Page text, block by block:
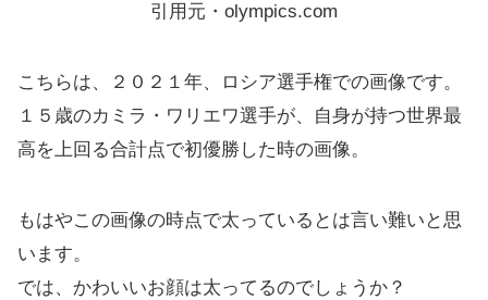
引用元・olympics.com
こちらは、２０２１年、ロシア選手権での画像です。
１５歳のカミラ・ワリエワ選手が、自身が持つ世界最
高を上回る合計点で初優勝した時の画像。
もはやこの画像の時点で太っているとは言い難いと思
います。
では、かわいいお顔は太ってるのでしょうか？